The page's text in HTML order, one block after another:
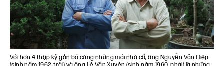
Với hơn 4 thập kỷ gắn bó cùng những mái nhà cổ, ông Nguyễn Văn Hiệp